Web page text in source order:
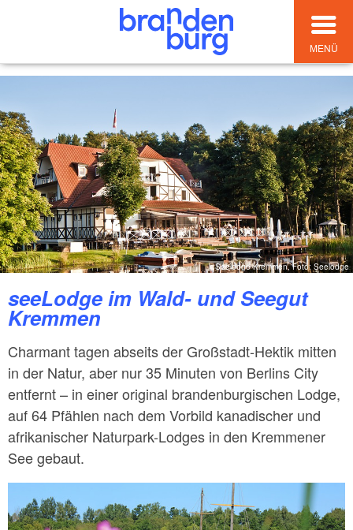
MENÜ
Seelodge Kremmen, Foto: Seelodge
seeLodge im Wald- und Seegut
Kremmen
Charmant tagen abseits der Großstadt-Hektik mitten
in der Natur, aber nur 35 Minuten von Berlins City
entfernt – in einer original brandenburgischen Lodge,
auf 64 Pfählen nach dem Vorbild kanadischer und
afrikanischer Naturpark-Lodges in den Kremmener
See gebaut.